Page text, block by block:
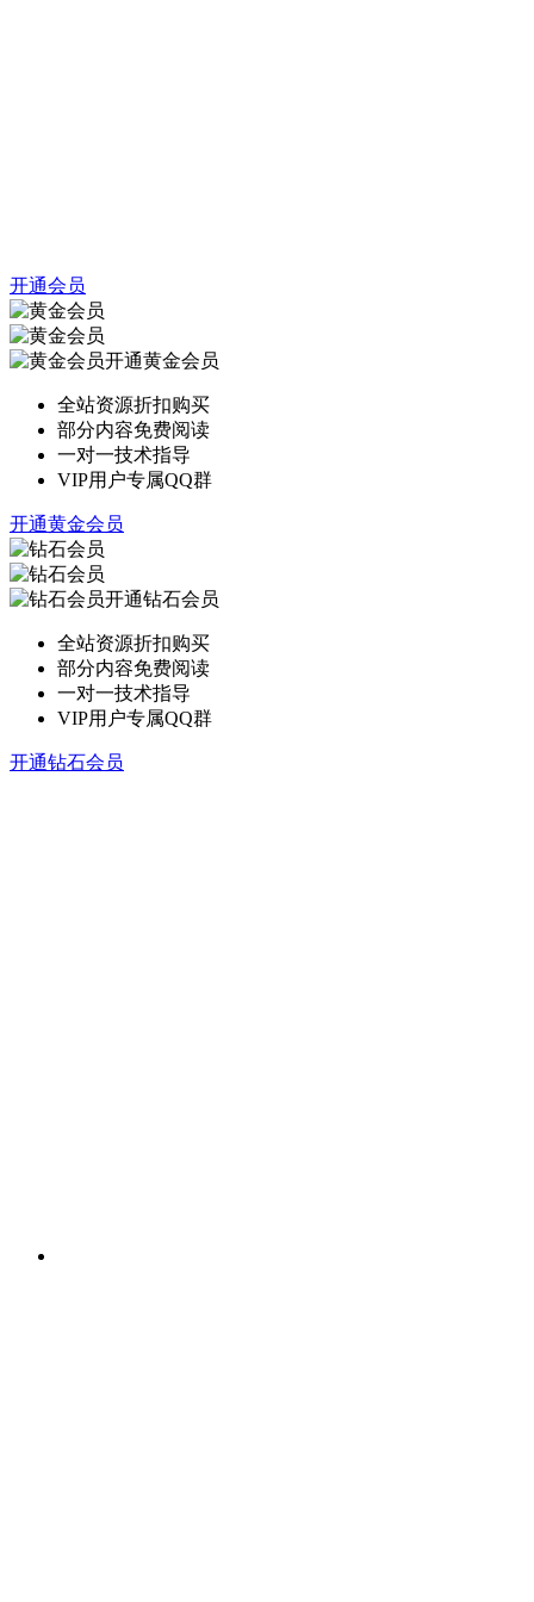
开通会员
开通黄金会员
全站资源折扣购买
部分内容免费阅读
一对一技术指导
VIP用户专属QQ群
开通黄金会员
开通钻石会员
全站资源折扣购买
部分内容免费阅读
一对一技术指导
VIP用户专属QQ群
开通钻石会员